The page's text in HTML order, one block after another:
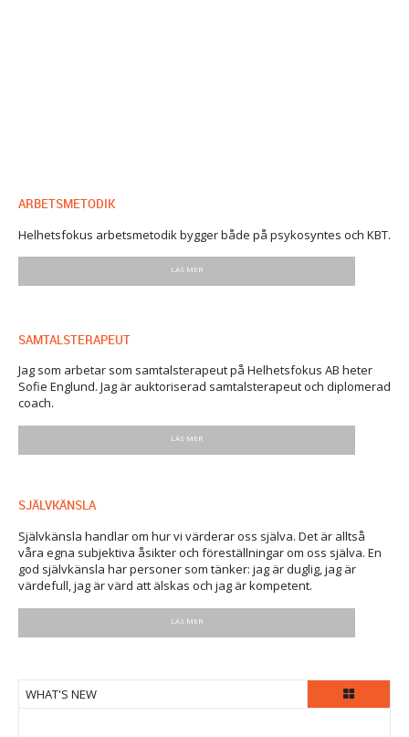
ARBETSMETODIK
Helhetsfokus arbetsmetodik bygger både på psykosyntes och KBT.
LÄS MER
SAMTALSTERAPEUT
Jag som arbetar som samtalsterapeut på Helhetsfokus AB heter
Sofie Englund. Jag är auktoriserad samtalsterapeut och diplomerad
coach.
LÄS MER
SJÄLVKÄNSLA
Självkänsla handlar om hur vi värderar oss själva. Det är alltså
våra egna subjektiva åsikter och föreställningar om oss själva. En
god självkänsla har personer som tänker: jag är duglig, jag är
värdefull, jag är värd att älskas och jag är kompetent.
LÄS MER
WHAT'S NEW